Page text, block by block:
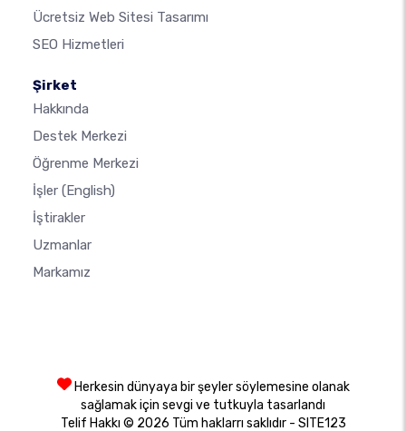
Ücretsiz Web Sitesi Tasarımı
SEO Hizmetleri
Şirket
Hakkında
Destek Merkezi
Öğrenme Merkezi
İşler (English)
İştirakler
Uzmanlar
Markamız
Herkesin dünyaya bir şeyler söylemesine olanak
sağlamak için sevgi ve tutkuyla tasarlandı
Telif Hakkı © 2026 Tüm haklarrı saklıdır - SITE123